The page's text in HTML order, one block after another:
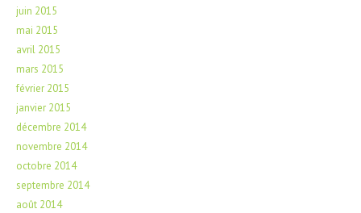
juin 2015
mai 2015
avril 2015
mars 2015
février 2015
janvier 2015
décembre 2014
novembre 2014
octobre 2014
septembre 2014
août 2014